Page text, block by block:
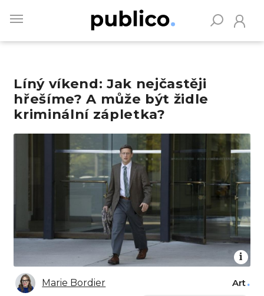
main
Líný víkend: Jak nejčastěji
hřešíme? A může být židle
kriminální zápletka?
Obrázek
Marie Bordier Art
Vyhledávejte na Publiku